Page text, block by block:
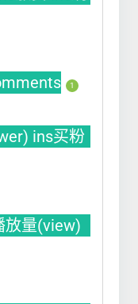
1
ins买粉
放量(view)